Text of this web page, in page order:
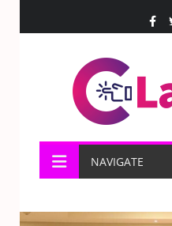
NAVIGATE